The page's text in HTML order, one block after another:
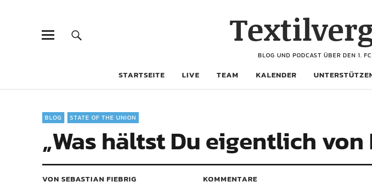
BLOG UND PODCAST ÜBER DEN 1.
STARTSEITE LIVE TEAM KALENDER
BLOG STATE OF THE UNION
„Was hältst Du eigentlich von
VON SEBASTIAN FIEBRIG
KOMMENTARE